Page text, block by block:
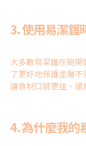
3. 使用易潔鑊
大多數易潔鑊在剛
了更好地保護塗層
讓食材口感更佳，
4. 為什麼我的